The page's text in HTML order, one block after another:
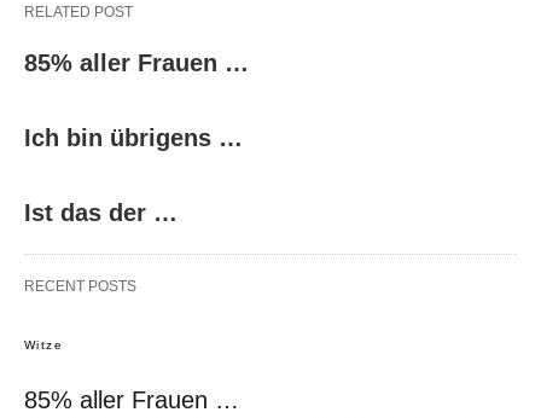
RELATED POST
85% aller Frauen …
Ich bin übrigens …
Ist das der …
RECENT POSTS
Witze
85% aller Frauen …